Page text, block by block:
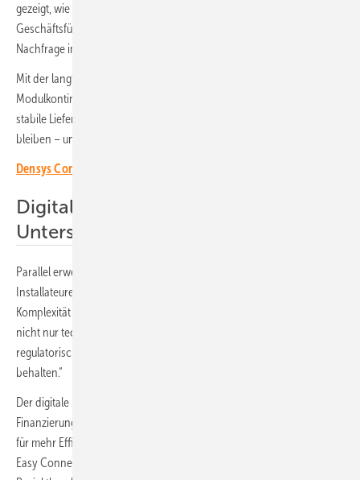
gezeigt, wie volatil Lieferketten und Preise sein können“, sagt
Geschäftsführer Steffen Binzel. „Wir gehen davon aus, dass die
Nachfrage in den kommenden Jahren deutlich steigen wird.“
Mit der langfristigen Vereinbarung und dem gesicherten
Modulkontingent stellt Densys PV5 sicher, „dass wir unseren Kunden
stabile Lieferstrukturen bieten können und dauerhaft lieferfähig
bleiben – unabhängig von kurzfristigen Marktschwankungen.“
Densys Connect integriert Finanzierung ins Angebot
Digitaler Assistent bietet
Unterstützung
Parallel erweitert Densys PV5 seine Dienstleistungen für die
Installateure. „Mit Densys Connect reagieren wir auf die steigende
Komplexität im Markt“, erläutert Binzel. „Installateure müssen heute
nicht nur technisch auf dem neuesten Stand sein, sondern auch
regulatorische Anforderungen und Wirtschaftlichkeit im Blick
behalten.“
Der digitale Projektassistent integriert Energiemanagement,
Finanzierung und dynamische Tarife nahtlos in die Kundenprozesse –
für mehr Effizienz und Wettbewerbsfähigkeit. Ergänzend sorgt Densys
Easy Connect für schlanke, klar strukturierte Anfragen, die direkt in die